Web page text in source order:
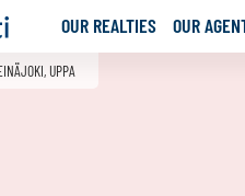
OUR REALTIES OUR
UPPA